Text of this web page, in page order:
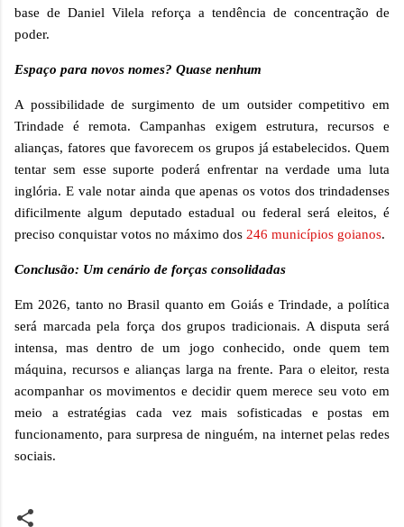
base de Daniel Vilela reforça a tendência de concentração de
poder.
Espaço para novos nomes? Quase nenhum
A possibilidade de surgimento de um outsider competitivo em
Trindade é remota. Campanhas exigem estrutura, recursos e
alianças, fatores que favorecem os grupos já estabelecidos. Quem
tentar sem esse suporte poderá enfrentar na verdade uma luta
inglória. E vale notar ainda que apenas os votos dos trindadenses
dificilmente algum deputado estadual ou federal será eleitos, é
preciso conquistar votos no máximo dos 246 municípios goianos.
Conclusão: Um cenário de forças consolidadas
Em 2026, tanto no Brasil quanto em Goiás e Trindade, a política
será marcada pela força dos grupos tradicionais. A disputa será
intensa, mas dentro de um jogo conhecido, onde quem tem
máquina, recursos e alianças larga na frente. Para o eleitor, resta
acompanhar os movimentos e decidir quem merece seu voto em
meio a estratégias cada vez mais sofisticadas e postas em
funcionamento, para surpresa de ninguém, na internet pelas redes
sociais.